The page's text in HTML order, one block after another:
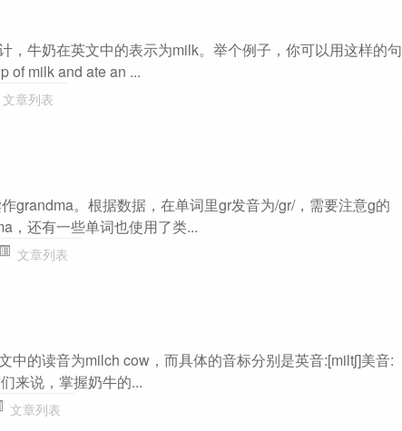
，牛奶在英文中的表示为milk。举个例子，你可以用这样的句
of milk and ate an ...
文章列表
grandma。根据数据，在单词里gr发音为/gr/，需要注意g的
，还有一些单词也使用了类...
文章列表
中的读音为milch cow，而具体的音标分别是英音:[miltʃ]美音:
来说，掌握奶牛的...
文章列表